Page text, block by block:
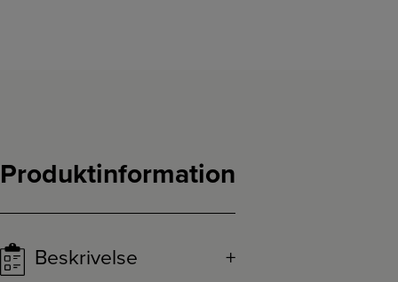
Produktinformation
Beskrivelse